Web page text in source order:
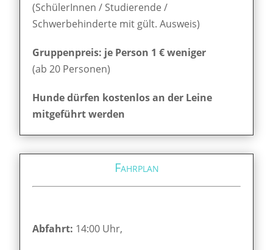
(SchülerInnen / Studierende /
Schwerbehinderte mit gült. Ausweis)
Gruppenpreis: je Person 1 € weniger
(ab 20 Personen)
Hunde dürfen kostenlos an der Leine
mitgeführt werden
Fahrplan
Abfahrt: 14:00 Uhr,